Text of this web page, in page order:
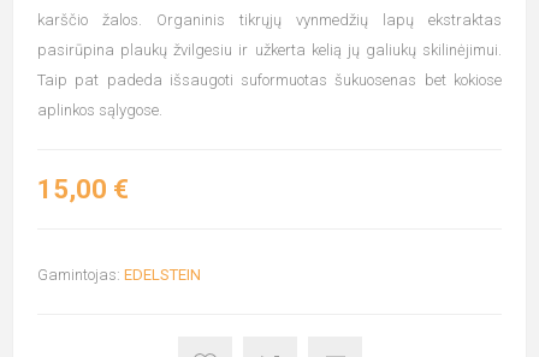
karščio žalos. Organinis tikrųjų vynmedžių lapų ekstraktas
pasirūpina plaukų žvilgesiu ir užkerta kelią jų galiukų skilinėjimui.
Taip pat padeda išsaugoti suformuotas šukuosenas bet kokiose
aplinkos sąlygose.
15,00 €
Gamintojas: EDELSTEIN